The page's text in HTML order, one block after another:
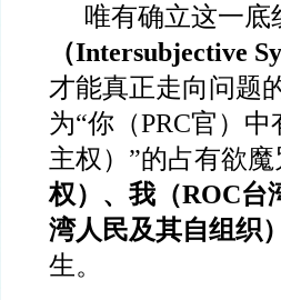
唯有确立这一底
（Intersubjective
才能真正走向问题
为“你（PRC官）
主权）”的占有欲
权）、我（ROC台
湾人民及其自组织）
生。